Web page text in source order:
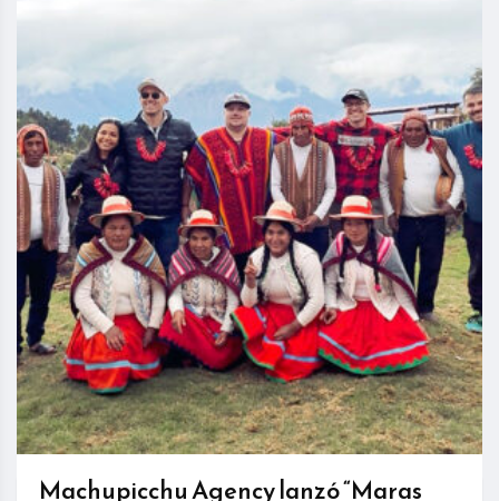
Machupicchu Agency lanzó “Maras